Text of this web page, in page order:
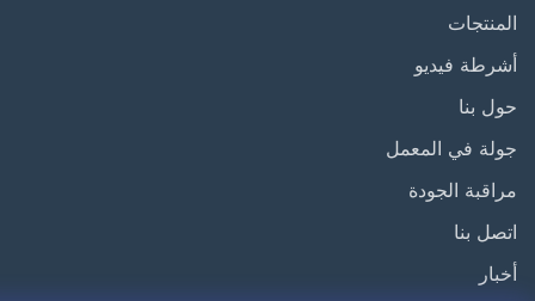
فيديو
بنا
في المعمل
الجودة
بنا